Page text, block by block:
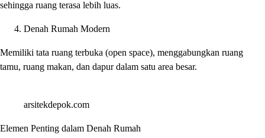
sehingga ruang terasa lebih luas.
Denah Rumah Modern
Memiliki tata ruang terbuka (open space), menggabungkan ruang
tamu, ruang makan, dan dapur dalam satu area besar.
arsitekdepok.com
Elemen Penting dalam Denah Rumah